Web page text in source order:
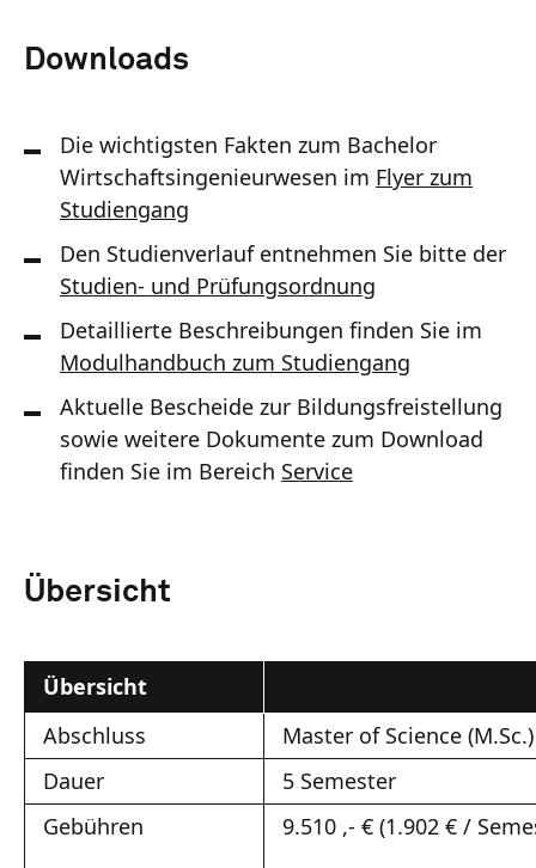
Downloads
Die wichtigsten Fakten zum Bachelor
Wirtschaftsingenieurwesen im Flyer zum
Studiengang
Den Studienverlauf entnehmen Sie bitte der
Studien- und Prüfungsordnung
Detaillierte Beschreibungen finden Sie im
Modulhandbuch zum Studiengang
Aktuelle Bescheide zur Bildungsfreistellung
sowie weitere Dokumente zum Download
finden Sie im Bereich Service
Übersicht
Übersicht
Abschluss
Master of Science (M.Sc.)
Dauer
5 Semester
Gebühren
9.510 ,- € (1.902 € /